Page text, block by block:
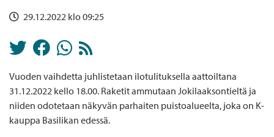
29.12.2022 klo 09:25
Vuoden vaihdetta juhlistetaan ilotulituksella aattoiltana
31.12.2022 kello 18.00. Raketit ammutaan Jokilaaksontieltä ja
niiden odotetaan näkyvän parhaiten puistoalueelta, joka on K-
kauppa Basilikan edessä.